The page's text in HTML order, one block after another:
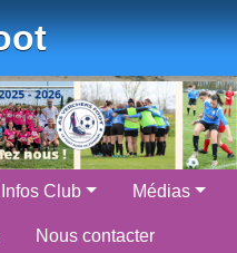
Infos Club Médias
Nous contacter